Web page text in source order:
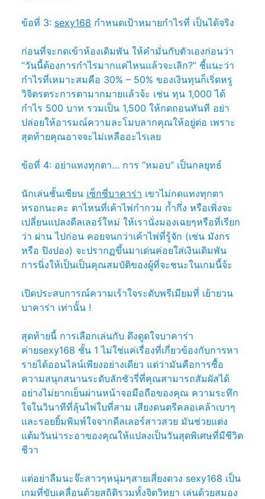
ข้อที่ 3: sexy168 กำหนดเป้าหมายกำไรที่ เป็นได้จริง
ก่อนที่จะกดเข้าห้องเดิมพัน ให้คำมั่นกับตัวเองก่อนว่า
“วันนี้ต้องการกำไรมากแค่ไหนแล้วจะเลิก?” ชี้แนะว่า
กำไรที่เหมาะสมคือ 30% – 50% ของเงินทุนก็เริ่ดหรู
วิจิตรตระการตามากมายแล้วจ้ะ เช่น ทุน 1,000 ได้
กำไร 500 บาท รวมเป็น 1,500 ให้กดถอนทันที อย่า
ปล่อยให้อารมณ์ความละโมบลากคุณให้อยู่ต่อ เพราะ
สุดท้ายคุณอาจจะไม่เหลืออะไรเลย
ข้อที่ 4: อย่าแทงทุกตา… การ “หมอบ” เป็นกลยุทธ์
นักเล่นชั้นเซียน เซ็กซี่บาคาร่า เขาไม่กดแทงทุกตา
หรอกนะคะ ตาไหนที่เค้าไพ่กำกวม ก้ำกึ่ง หรือเพิ่งจะ
เปลี่ยนแปลงดีลเลอร์ใหม่ ให้เรานั่งมองเฉยๆหรือที่เรียก
ว่า ผ่าน ไปก่อน คอยจนกว่าเค้าไพ่ที่รู้จัก (เช่น มังกร
หรือ ปิงปอง) จะปรากฏขึ้นมาเด่นค่อยใส่เงินเดิมพัน
การนิ่งให้เป็นเป็นคุณสมบัติของผู้ที่จะชนะในเกมนี้จ้ะ
เปิดประสบการณ์ความเร้าใจระดับพรีเมียมที่ เย้ายวน
บาคาร่า เท่านั้น !
สุดท้ายนี้ การเลือกเล่นกับ ดึงดูดใจบาคาร่า
ค่ายsexy168 ชั้น 1 ไม่ใช่แค่เรื่องที่เกี่ยวข้องกับการหา
รายได้ออนไลน์เพียงอย่างเดียว แต่ว่ามันคือการซื้อ
ความสนุกสนานระดับลักชัวรี่ที่คุณสามารถสัมผัสได้
อย่างไม่ยากเย็นผ่านหน้าจอมือถือของคุณ ความระทึก
ใจในวินาทีที่ลุ้นไพ่ใบที่สาม เสียงดนตรีคลอเคล้าเบาๆ
และรอยยิ้มพิมพ์ใจจากดีลเลอร์สาวสวย มันช่วยแต่ง
แต้มวันน่าระอาของคุณให้แปลงเป็นวันสุดพิเศษที่มีชีวิต
ชีวา
แต่อย่าลืมนะจ๊ะสาวๆหนุ่มๆสายเสี่ยงดวง sexy168 เป็น
เกมที่ขับเคลื่อนด้วยสถิติรวมทั้งจิตวิทยา เล่นด้วยสมอง